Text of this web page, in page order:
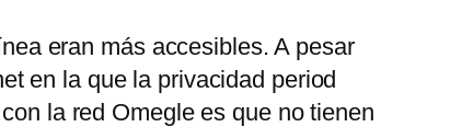
eran más accesibles. A pesar
en la que la privacidad period
la red Omegle es que no tienen